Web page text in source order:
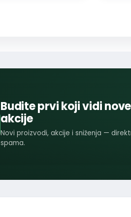
Budite prvi koji vidi
akcije
Novi proizvodi, akcije i sniženja —
spama.